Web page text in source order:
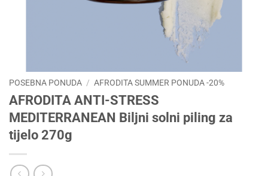
POSEBNA PONUDA / AFRODITA SUMMER PONUDA -20%
AFRODITA ANTI-STRESS
MEDITERRANEAN Biljni solni piling za
tijelo 270g